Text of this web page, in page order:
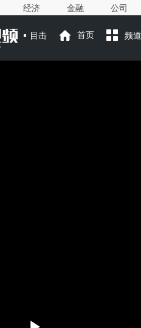
经济 金融 公司
目击 首页 频道